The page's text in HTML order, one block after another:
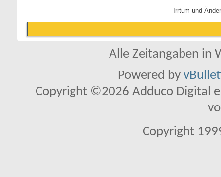
Irrtum und
Alle Zeitangaben in
Powered by
Copyright ©2026 Adduco Digital
Copyright